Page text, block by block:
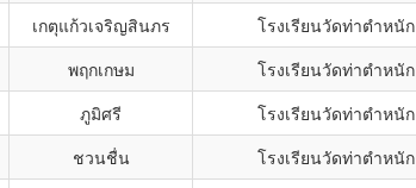
เกตุแก้วเจริญสินภร โรงเรียนวัดท่าตำหนัก
พฤกเกษม โรงเรียนวัดท่าตำหนัก
ภูมิศรี โรงเรียนวัดท่าตำหนัก
ชวนชื่น โรงเรียนวัดท่าตำหนัก